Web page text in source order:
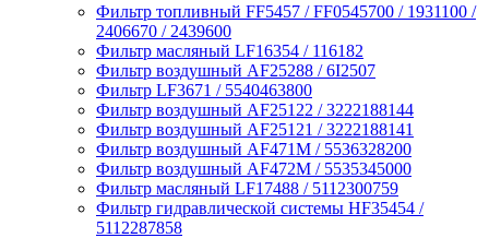
Фильтр топливный FF5457 / FF0545700 / 1931100 /
2406670 / 2439600
Фильтр масляный LF16354 / 116182
Фильтр воздушный AF25288 / 6I2507
Фильтр LF3671 / 5540463800
Фильтр воздушный AF25122 / 3222188144
Фильтр воздушный AF25121 / 3222188141
Фильтр воздушный AF471M / 5536328200
Фильтр воздушный AF472M / 5535345000
Фильтр масляный LF17488 / 5112300759
Фильтр гидравлической системы HF35454 /
5112287858